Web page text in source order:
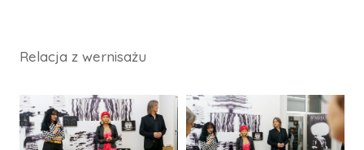
Relacja z wernisażu